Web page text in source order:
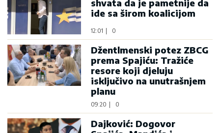
shvata da je pametnije da
ide sa širom koalicijom
12:01 0
Džentlmenski potez ZBCG
prema Spajiću: Tražiće
resore koji djeluju
isključivo na unutrašnjem
planu
09:20 0
Dajković: Dogovor